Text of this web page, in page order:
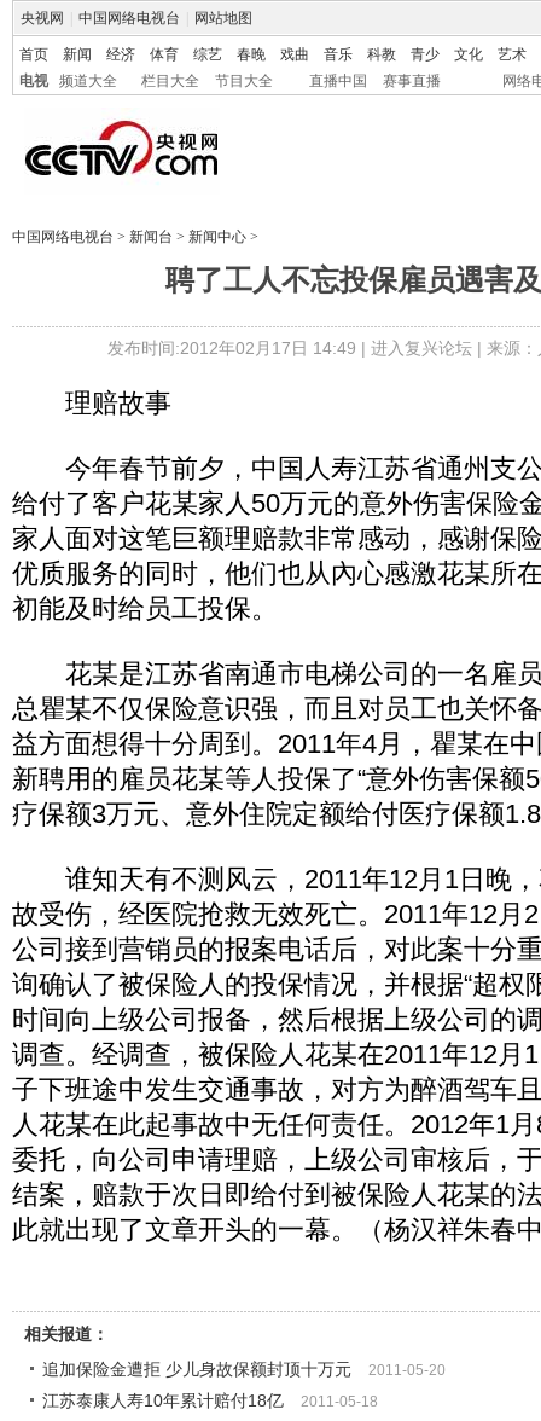
央视网 中国网络电视台 网站地图
首页 新闻 经济 体育 综艺 春晚 戏曲 音乐 科教 青少 文化
艺术
电视
频道大全 栏目大全 节目大全 直播中国 赛事直播 网络
中国网络电视台 > 新闻台 > 新闻中心 >
聘了工人不忘投保雇员遇害
发布时间:2012年02月17日 14:49 | 进入复兴论坛| 来源
理赔故事
今年春节前夕，中国人寿江苏省通州支
给付了客户花某家人50万元的意外伤害保险
家人面对这笔巨额理赔款非常感动，感谢保
优质服务的同时，他们也从內心感激花某所
初能及时给员工投保。
花某是江苏省南通市电梯公司的一名雇
总瞿某不仅保险意识强，而且对员工也关怀
益方面想得十分周到。2011年4月，瞿某在
新聘用的雇员花某等人投保了“意外伤害保额
疗保额3万元、意外住院定额给付医疗保额
谁知天有不测风云，2011年12月1日晚，
故受伤，经医院抢救无效死亡。2011年12月
公司接到营销员的报案电话后，对此案十分
询确认了被保险人的投保情况，并根据“超权
时间向上级公司报备，然后根据上级公司的
调查。经调查，被保险人花某在2011年12月
子下班途中发生交通事故，对方为醉酒驾车
人花某在此起事故中无任何责任。2012年1
委托，向公司申请理赔，上级公司审核后，
结案，赔款于次日即给付到被保险人花某的
此就出现了文章开头的一幕。（杨汉祥朱春
相关报道：
追加保险金遭拒 少儿身故保额封顶十万元
2011-05-20
江苏泰康人寿10年累计赔付18亿 2011-05-18